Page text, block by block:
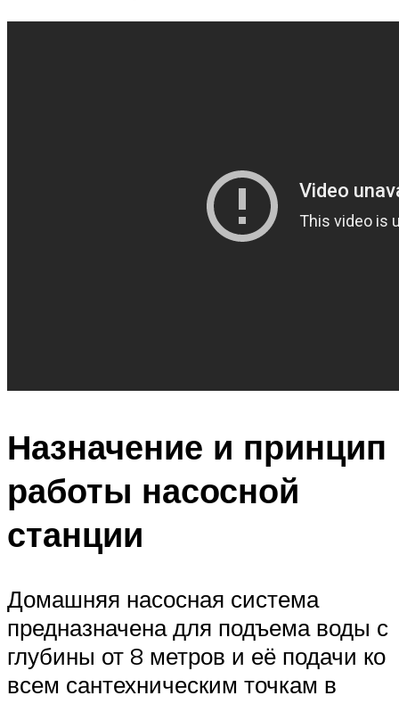
Назначение и принцип
работы насосной
станции
Домашняя насосная система
предназначена для подъема воды с
глубины от 8 метров и её подачи ко
всем сантехническим точкам в